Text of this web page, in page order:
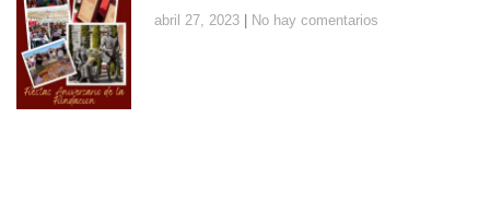
abril 27, 2023 No hay comentarios